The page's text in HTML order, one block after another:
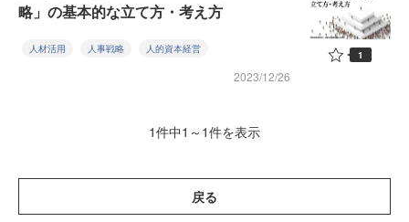
略」の基本的な立て方・考え方
人材活用 人事戦略 人的資本経営
2023/12/26
1
1件中1～1件を表示
戻る